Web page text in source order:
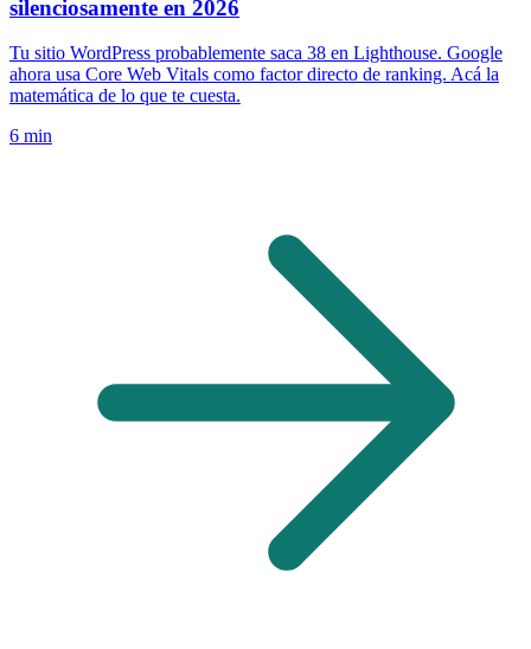
silenciosamente en 2026
Tu sitio WordPress probablemente saca 38 en Lighthouse. Google
ahora usa Core Web Vitals como factor directo de ranking. Acá la
matemática de lo que te cuesta.
6 min